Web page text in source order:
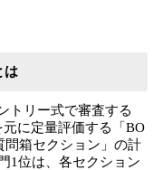
は
トリー式で審査する
元に定量評価する「BO
問箱セクション」の計
1位は、各セクション